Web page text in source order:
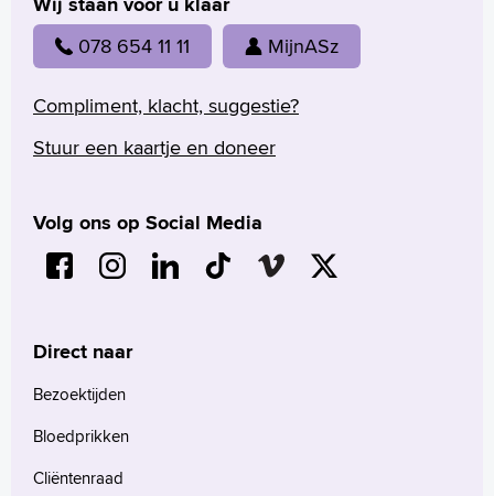
078 654 11 11 MijnASz
Compliment, klacht, suggestie?
Stuur een kaartje en doneer
Volg ons op Social Media
Direct naar
Bezoektijden
Bloedprikken
Cliëntenraad